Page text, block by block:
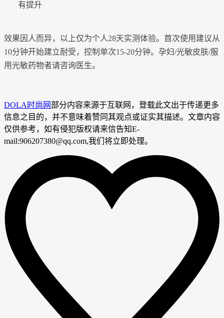
有提升
效果因人而异，以上仅为个人28天实测体验。首次使用建议从
10分钟开始建立耐受，控制单次15-20分钟。孕妇/光敏皮肤/服
用光敏药物者请咨询医生。
DOLA时尚网部分内容来源于互联网，登载此文出于传递更多
信息之目的，并不意味着赞同其观点或证实其描述。文章内容
仅供参考，如有侵犯版权请来信告知E-
mail:906207380@qq.com,我们将立即处理。